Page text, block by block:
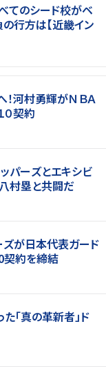
てのシード校がベ
行方は【近畿イン
！河村勇輝がＮＢＡ
０契約
パーズとエキシビ
村塁と共闘だ
ズが日本代表ガード
契約を締結
「真の革新者」ド